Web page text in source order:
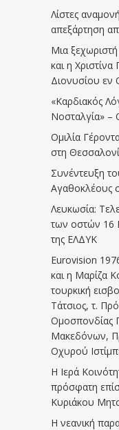
Λίστες
απεξάρτηση
Μια
και η
Διονυσίου
«Καρδιακός
Νοσταλγία» –
Ομιλία
στη
Συνέντευξη
Αγαθοκλέους
Λευκωσία:
των οστών 16
της ΕΛΔΥΚ
Eurovision
και η Μαρίζα
τουρκική
Τάτσιος, τ.
Ομοσπονδίας
Μακεδόνων,
Οχυρού
Η Ιερά
πρόσφατη
Κυριάκου
Η νεανική